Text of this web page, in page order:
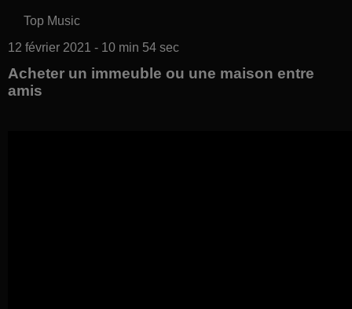
Top Music
12 février 2021 - 10 min 54 sec
Acheter un immeuble ou une maison entre
amis